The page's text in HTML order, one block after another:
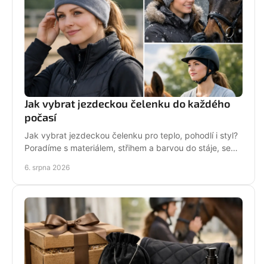
Jak vybrat jezdeckou čelenku do každého
počasí
Jak vybrat jezdeckou čelenku pro teplo, pohodlí i styl?
Poradíme s materiálem, střihem a barvou do stáje, sedla
6. srpna 2026